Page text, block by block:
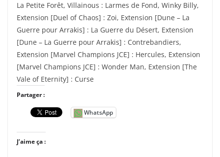
La Petite Forêt, Villainous : Larmes de Fond, Winky Billy,
Extension [Duel of Chaos] : Zoi, Extension [Dune – La
Guerre pour Arrakis] : La Guerre du Désert, Extension
[Dune – La Guerre pour Arrakis] : Contrebandiers,
Extension [Marvel Champions JCE] : Hercules, Extension
[Marvel Champions JCE] : Wonder Man, Extension [The
Vale of Eternity] : Curse
Partager :
WhatsApp
J’aime ça :